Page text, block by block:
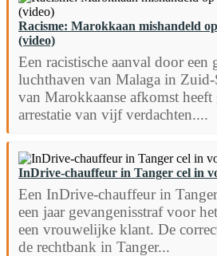
Racisme: Marokkaan mishandeld
(video)
Een racistische aanval door een
luchthaven van Malaga in Zuid-
van Marokkaanse afkomst
arrestatie van vijf verdachten....
InDrive-chauffeur in Tanger cel in
Een InDrive-chauffeur in
een jaar gevangenisstraf voor
een vrouwelijke klant. De
de rechtbank in Tanger...